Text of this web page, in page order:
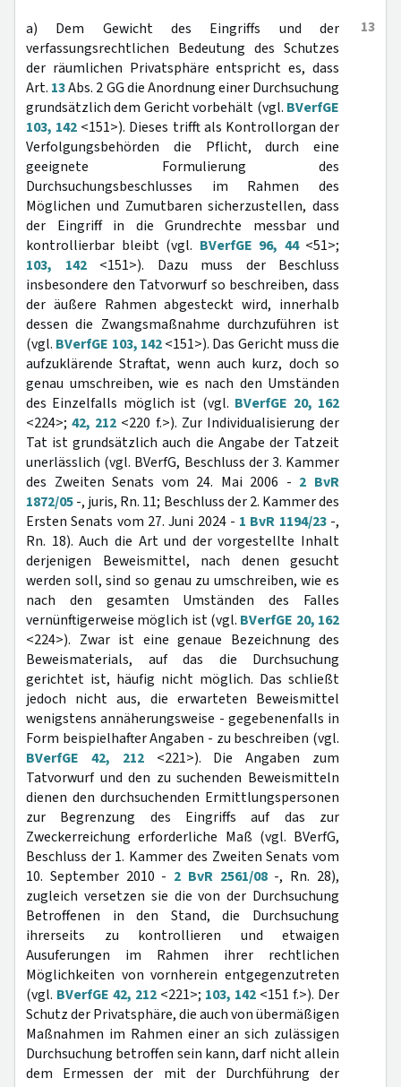
13
a) Dem Gewicht des Eingriffs und der
verfassungsrechtlichen Bedeutung des Schutzes
der räumlichen Privatsphäre entspricht es, dass
Art. 13Abs. 2 GG die Anordnung einer Durchsuchung
grundsätzlich dem Gericht vorbehält (vgl. BVerfGE
103, 142 <151>). Dieses trifft als Kontrollorgan der
Verfolgungsbehörden die Pflicht, durch eine
geeignete Formulierung des
Durchsuchungsbeschlusses im Rahmen des
Möglichen und Zumutbaren sicherzustellen, dass
der Eingriff in die Grundrechte messbar und
kontrollierbar bleibt (vgl. BVerfGE 96, 44<51>;
103, 142<151>). Dazu muss der Beschluss
insbesondere den Tatvorwurf so beschreiben, dass
der äußere Rahmen abgesteckt wird, innerhalb
dessen die Zwangsmaßnahme durchzuführen ist
(vgl. BVerfGE 103, 142<151>). Das Gericht muss die
aufzuklärende Straftat, wenn auch kurz, doch so
genau umschreiben, wie es nach den Umständen
des Einzelfalls möglich ist (vgl. BVerfGE 20, 162
<224>;42, 212 <220 f.>). Zur Individualisierung der
Tat ist grundsätzlich auch die Angabe der Tatzeit
unerlässlich (vgl. BVerfG, Beschluss der 3. Kammer
des Zweiten Senats vom 24. Mai 2006 - 2 BvR
1872/05-, juris, Rn. 11; Beschluss der 2. Kammer des
Ersten Senats vom 27. Juni 2024 - 1 BvR 1194/23-,
Rn. 18). Auch die Art und der vorgestellte Inhalt
derjenigen Beweismittel, nach denen gesucht
werden soll, sind so genau zu umschreiben, wie es
nach den gesamten Umständen des Falles
vernünftigerweise möglich ist (vgl. BVerfGE 20, 162
<224>). Zwar ist eine genaue Bezeichnung des
Beweismaterials, auf das die Durchsuchung
gerichtet ist, häufig nicht möglich. Das schließt
jedoch nicht aus, die erwarteten Beweismittel
wenigstens annäherungsweise - gegebenenfalls in
Form beispielhafter Angaben - zu beschreiben (vgl.
BVerfGE 42, 212<221>). Die Angaben zum
Tatvorwurf und den zu suchenden Beweismitteln
dienen den durchsuchenden Ermittlungspersonen
zur Begrenzung des Eingriffs auf das zur
Zweckerreichung erforderliche Maß (vgl. BVerfG,
Beschluss der 1. Kammer des Zweiten Senats vom
10. September 2010 - 2 BvR 2561/08-, Rn. 28),
zugleich versetzen sie die von der Durchsuchung
Betroffenen in den Stand, die Durchsuchung
ihrerseits zu kontrollieren und etwaigen
Ausuferungen im Rahmen ihrer rechtlichen
Möglichkeiten von vornherein entgegenzutreten
(vgl. BVerfGE 42, 212 <221>; 103, 142 <151 f.>). Der
Schutz der Privatsphäre, die auch von übermäßigen
Maßnahmen im Rahmen einer an sich zulässigen
Durchsuchung betroffen sein kann, darf nicht allein
dem Ermessen der mit der Durchführung der